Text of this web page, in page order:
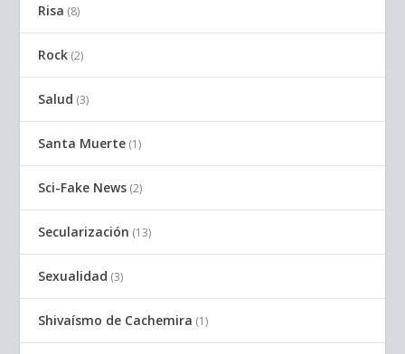
Risa (8)
Rock (2)
Salud (3)
Santa Muerte (1)
Sci-Fake News (2)
Secularización (13)
Sexualidad (3)
Shivaísmo de Cachemira (1)